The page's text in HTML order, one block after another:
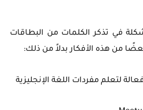
في تذكر الكلمات من البطاقات
من هذه الأفكار بدلاً من ذلك: